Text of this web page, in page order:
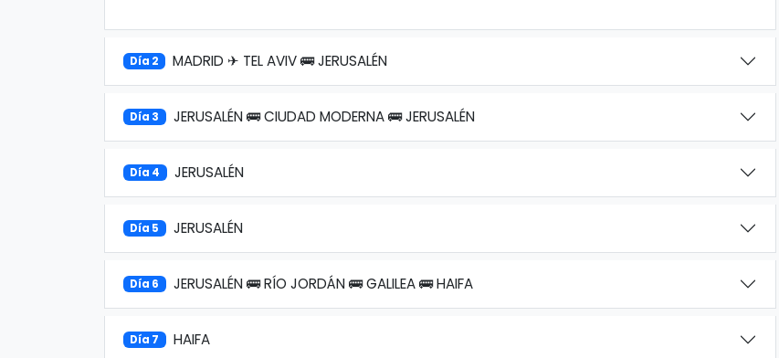
Día 2 MADRID ✈ TEL AVIV 🚌 JERUSALÉN
Día 3 JERUSALÉN 🚌 CIUDAD MODERNA 🚌 JERUSALÉN
Día 4 JERUSALÉN
Día 5 JERUSALÉN
Día 6 JERUSALÉN 🚌 RÍO JORDÁN 🚌 GALILEA 🚌 HAIFA
Día 7 HAIFA